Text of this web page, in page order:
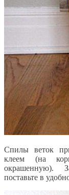
Спилы веток
клеем (на
окрашенную).
поставьте в